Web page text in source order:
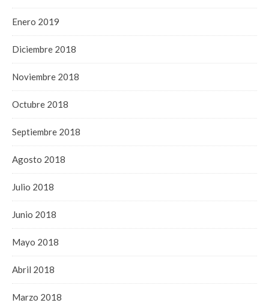
Enero 2019
Diciembre 2018
Noviembre 2018
Octubre 2018
Septiembre 2018
Agosto 2018
Julio 2018
Junio 2018
Mayo 2018
Abril 2018
Marzo 2018